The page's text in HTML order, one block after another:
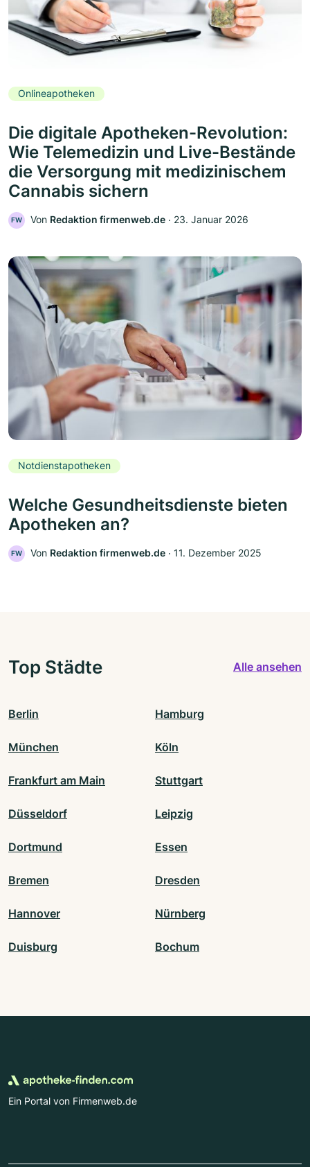
Onlineapotheken
Die digitale Apotheken-Revolution:
Wie Telemedizin und Live-Bestände
die Versorgung mit medizinischem
Cannabis sichern
FW Von Redaktion firmenweb.de ‧ 23. Januar 2026
Notdienstapotheken
Welche Gesundheitsdienste bieten
Apotheken an?
FW Von Redaktion firmenweb.de ‧ 11. Dezember 2025
Top Städte Alle ansehen
Berlin Hamburg
München Köln
Frankfurt am Main Stuttgart
Düsseldorf Leipzig
Dortmund Essen
Bremen Dresden
Hannover Nürnberg
Duisburg Bochum
Ein Portal von Firmenweb.de